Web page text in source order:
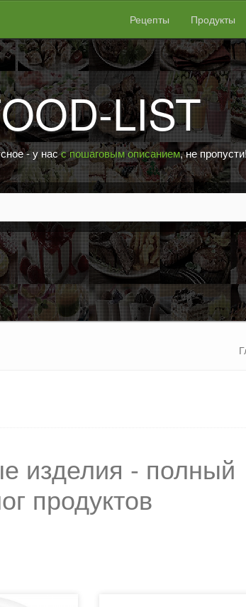
Рецепты Продукты
LIST
- у насс пошаговым описанием, не
изделия - полный
продуктов